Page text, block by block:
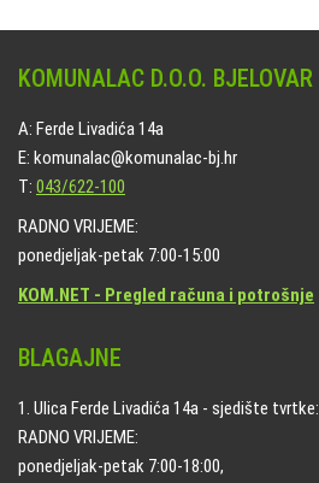
KOMUNALAC D.O.O. BJELOVAR
A: Ferde Livadića 14a
E: komunalac@komunalac-bj.hr
T: 043/622-100
RADNO VRIJEME:
ponedjeljak-petak 7:00-15:00
KOM.NET - Pregled računa i potrošnje
BLAGAJNE
1. Ulica Ferde Livadića 14a - sjedište tvrtke:
RADNO VRIJEME:
ponedjeljak-petak 7:00-18:00,